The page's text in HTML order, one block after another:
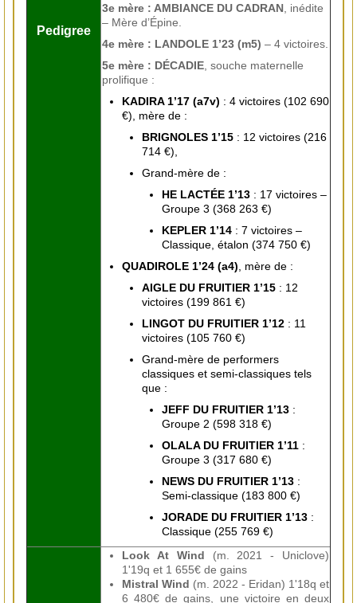
Pedigree
3e mère : AMBIANCE DU CADRAN , inédite
– Mère d’Épine.
4e mère : LANDOLE 1’23 (m5) – 4 victoires.
5e mère : DÉCADIE , souche maternelle
prolifique :
KADIRA 1’17 (a7v) : 4 victoires (102 690
€), mère de :
BRIGNOLES 1’15 : 12 victoires (216
714 €),
Grand-mère de :
HE LACTÉE 1’13 : 17 victoires –
Groupe 3 (368 263 €)
KEPLER 1’14 : 7 victoires –
Classique, étalon (374 750 €)
QUADIROLE 1’24 (a4) , mère de :
AIGLE DU FRUITIER 1’15 : 12
victoires (199 861 €)
LINGOT DU FRUITIER 1’12 : 11
victoires (105 760 €)
Grand-mère de performers
classiques et semi-classiques tels
que :
JEFF DU FRUITIER 1’13 :
Groupe 2 (598 318 €)
OLALA DU FRUITIER 1’11 :
Groupe 3 (317 680 €)
NEWS DU FRUITIER 1’13 :
Semi-classique (183 800 €)
JORADE DU FRUITIER 1’13 :
Classique (255 769 €)
Look At Wind (m. 2021 - Uniclove)
1'19q et 1 655€ de gains
Mistral Wind (m. 2022 - Eridan) 1'18q et
6 480€ de gains, une victoire en deux